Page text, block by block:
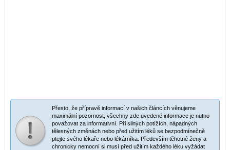
Přesto, že přípravě informací v našich článcích věnujeme
maximální pozornost, všechny zde uvedené informace je nutno
považovat za informativní. Při silných potížích, nápadných
tělesných změnách nebo před užitím léků se bezpodmínečně
ptejte svého lékaře nebo lékárníka. Především těhotné ženy a
chronicky nemocní si musí před užitím každého léku vyžádat